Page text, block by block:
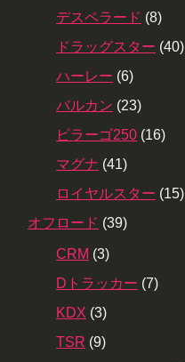
デスペラード (8)
ドラッグスター (40)
ハーレー (6)
バルカン (23)
ビラーゴ250 (16)
マグナ (41)
ロイヤルスター (15)
オフロード (39)
CRM (3)
Dトラッカー (7)
KDX (3)
TSR (9)